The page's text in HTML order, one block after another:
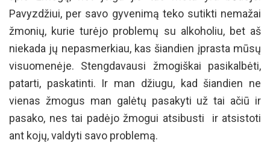
Pavyzdžiui, per savo gyvenimą teko sutikti nemažai
žmonių, kurie turėjo problemų su alkoholiu, bet aš
niekada jų nepasmerkiau, kas šiandien įprasta mūsų
visuomenėje. Stengdavausi žmogiškai pasikalbėti,
patarti, paskatinti. Ir man džiugu, kad šiandien ne
vienas žmogus man galėtų pasakyti už tai ačiū ir
pasako, nes tai padėjo žmogui atsibusti ir atsistoti
ant kojų, valdyti savo problemą.